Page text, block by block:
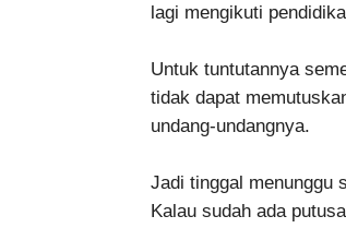
lagi mengikuti
Untuk tuntutannya
tidak dapat
undang-undangnya.
Jadi tinggal menunggu
Kalau sudah ada